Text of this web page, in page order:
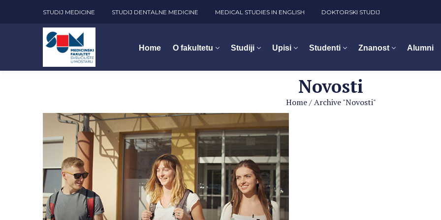
STUDIJ MEDICINE STUDIJ DENTALNE MEDICINE MEDICAL STUDIES IN ENGLISH DOKTORSKI STUDIJ
Home O fakultetu Studiji Upisi Studenti Znanost Alumni
Novosti
Home/Archive "Novosti"